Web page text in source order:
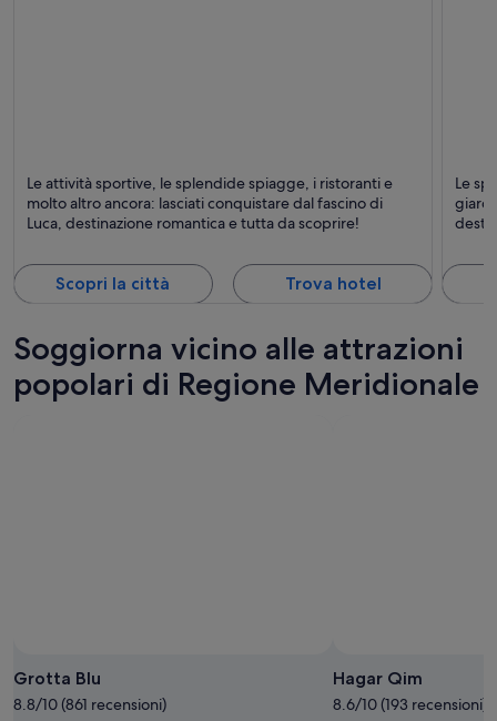
Romantico, Per famiglie e Shopping
Le attività sportive, le splendide spiagge, i ristoranti e
molto altro ancora: lasciati conquistare dal fascino di
Luca, destinazione romantica e tutta da scoprire!
Scopri la città Trova hotel
Le
Soggiorna vicino alle attrazioni
popolari di Regione Meridionale
Grotta Blu
8.8/10 (861 recensioni)
Hagar Qim
8.6/10 (193 recensioni)